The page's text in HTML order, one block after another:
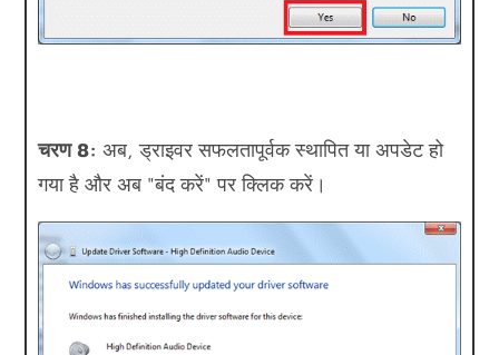
चरण 8: अब, ड्राइवर सफलतापूर्वक स्थापित या अपडेट हो
गया है और अब "बंद करें" पर क्लिक करें।